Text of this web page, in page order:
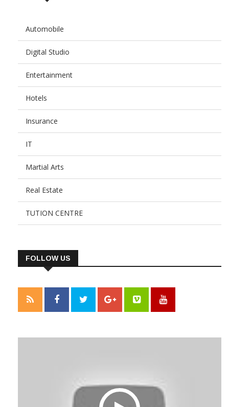
Automobile
Digital Studio
Entertainment
Hotels
Insurance
IT
Martial Arts
Real Estate
TUTION CENTRE
FOLLOW US